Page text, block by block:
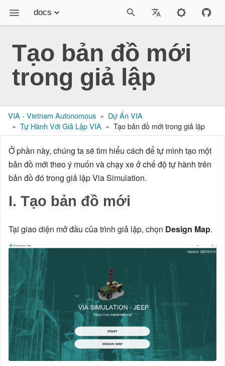
docs
Giả lập Online VIA
Sách Robotics - MakerViet
Liên hệ
Tạo bản đồ mới
trong giả lập
VIA - Vietnam Autonomous
Dự Án VIA
Tự Hành Với Giả Lập VIA
Tạo bản đồ mới trong giả lập
Ở phần này, chúng ta sẽ tìm hiểu cách để tự mình tạo một
bản đồ mới theo ý muốn và chạy xe ở chế độ tự hành trên
bản đồ đó trong giả lập Via Simulation.
I. Tạo bản đồ mới
Tại giao diện mở đầu của trình giả lập, chọn Design Map.